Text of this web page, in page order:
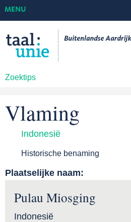
Zoektips
MENU
Vlaming
Indonesië
Historische benaming
Plaatselijke naam:
Pulau Miosging
Indonesië